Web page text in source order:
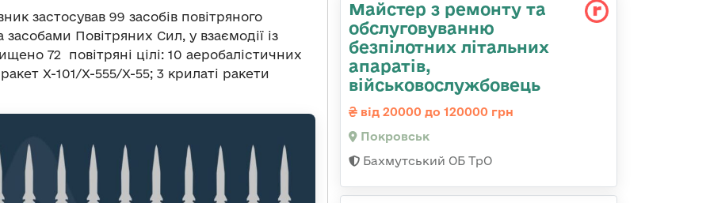
застосував 99 засобів повітряного
Повітряних Сил, у взаємодії із
72 повітряні цілі: 10 аеробалістичних
Х-101/Х-555/Х-55; 3 крилаті ракети
Майстер з ремонту та
обслуговуванню
безпілотних літальних
апаратів,
військовослужбовець
від 20000 до 120000 грн
Покровськ
Бахмутський ОБ ТрО